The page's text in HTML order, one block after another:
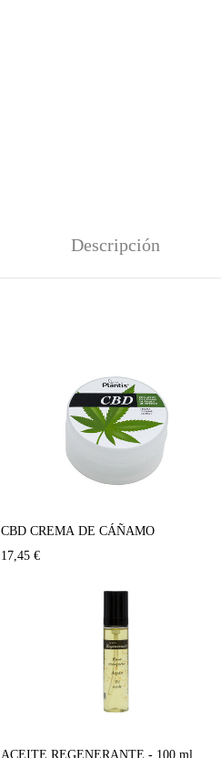
Descripción
CBD CREMA DE CÁÑAMO
17,45 €
ACEITE REGENERANTE - 100 ml.